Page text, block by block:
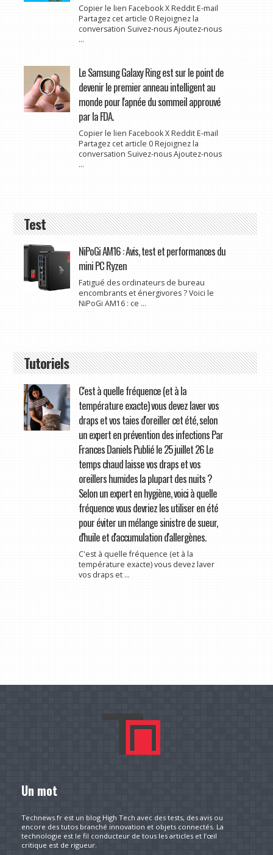
Copier le lien Facebook X Reddit E-mail
Partagez cet article 0 Rejoignez la
conversation Suivez-nous Ajoutez-nous
...
Le Samsung Galaxy Ring est sur le point de
devenir le premier anneau intelligent au
monde pour l'apnée du sommeil approuvé
par la FDA.
Copier le lien Facebook X Reddit E-mail
Partagez cet article 0 Rejoignez la
conversation Suivez-nous Ajoutez-nous
...
Test
NiPoGi AM16 : Avis, test et performances du
mini PC Ryzen
Fatigué des ordinateurs de bureau
encombrants et énergivores ? Voici le
NiPoGi AM16 : ce ...
Tutoriels
C'est à quelle fréquence (et à la
température exacte) vous devez laver vos
draps et vos taies d'oreiller cet été, selon
un expert en prévention des infections Par
Frances Daniels Publié le 25 juillet 26 Le
temps chaud laisse vos draps et vos
oreillers humides la plupart des nuits ?
Selon un expert en hygiène, voici à quelle
fréquence vous devriez les utiliser en été
pour éviter un mélange sinistre de sueur,
d'huile et d'accumulation d'allergènes.
C'est à quelle fréquence (et à la
température exacte) vous devez laver
vos draps et ...
Un mot
Technews.fr est un blog High Tech avec des tests, des avis ou
encore des tutos branché innovation et objets connectés. La
technologie est le fil conducteur de tous les articles et l’œil
critique est de rigueur.